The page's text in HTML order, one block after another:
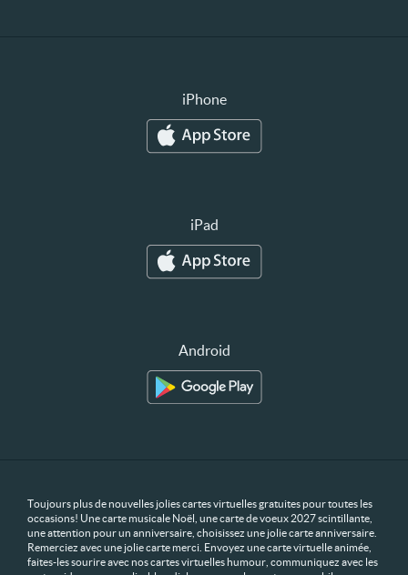
iPhone
iPad
Android
Toujours plus de nouvelles jolies cartes virtuelles gratuites pour toutes les
occasions! Une carte musicale Noël, une carte de voeux 2027 scintillante,
une attention pour un anniversaire, choisissez une jolie carte anniversaire.
Remerciez avec une jolie carte merci. Envoyez une carte virtuelle animée,
faites-les sourire avec nos cartes virtuelles humour, communiquez avec les